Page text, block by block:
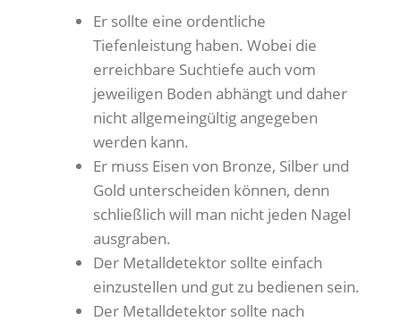
Er sollte eine ordentliche
Tiefenleistung haben. Wobei die
erreichbare Suchtiefe auch vom
jeweiligen Boden abhängt und daher
nicht allgemeingültig angegeben
werden kann.
Er muss Eisen von Bronze, Silber und
Gold unterscheiden können, denn
schließlich will man nicht jeden Nagel
ausgraben.
Der Metalldetektor sollte einfach
einzustellen und gut zu bedienen sein.
Der Metalldetektor sollte nach